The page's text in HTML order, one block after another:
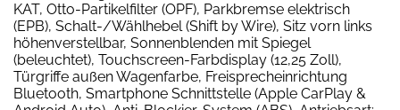
KAT, Otto-Partikelfilter (OPF), Parkbremse elektrisch
(EPB), Schalt-/Wählhebel (Shift by Wire), Sitz vorn links
höhenverstellbar, Sonnenblenden mit Spiegel
(beleuchtet), Touchscreen-Farbdisplay (12,25 Zoll),
Türgriffe außen Wagenfarbe, Freisprecheinrichtung
Bluetooth, Smartphone Schnittstelle (Apple CarPlay &